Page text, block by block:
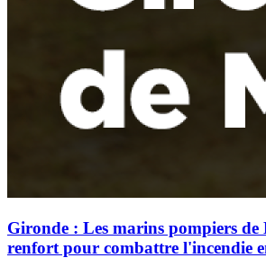
Gironde : Les marins pompiers de
renfort pour combattre l'incendie